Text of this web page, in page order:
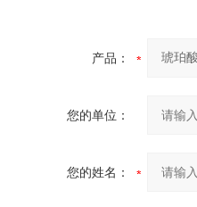
产品：
您的单位：
您的姓名：